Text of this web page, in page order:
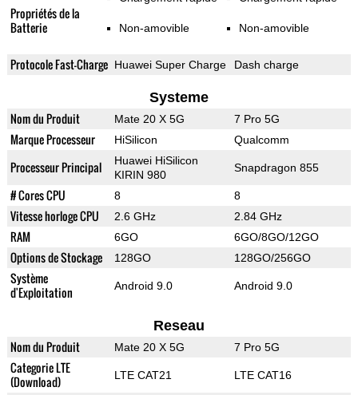
Propriétés de la
Batterie
Non-amovible Non-amovible
Protocole Fast-Charge Huawei Super Charge Dash charge
Systeme
Nom du Produit Mate 20 X 5G 7 Pro 5G
Marque Processeur HiSilicon Qualcomm
Processeur Principal
Huawei HiSilicon
KIRIN 980
Snapdragon 855
# Cores CPU 8 8
Vitesse horloge CPU 2.6 GHz 2.84 GHz
RAM 6GO 6GO/8GO/12GO
Options de Stockage 128GO 128GO/256GO
Système
d'Exploitation
Android 9.0 Android 9.0
Reseau
Nom du Produit Mate 20 X 5G 7 Pro 5G
Categorie LTE
(Download)
LTE CAT21 LTE CAT16